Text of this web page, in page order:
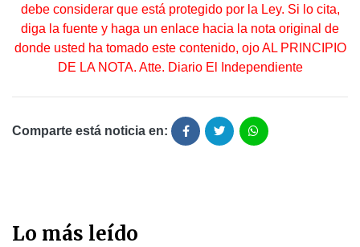
debe considerar que está protegido por la Ley. Si lo cita,
diga la fuente y haga un enlace hacia la nota original de
donde usted ha tomado este contenido, ojo AL PRINCIPIO
DE LA NOTA. Atte. Diario El Independiente
Comparte está noticia en:
Lo más leído